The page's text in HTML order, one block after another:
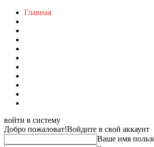
Главная
войти в систему
Добро пожаловат!Войдите в свой аккаунт
Ваше имя